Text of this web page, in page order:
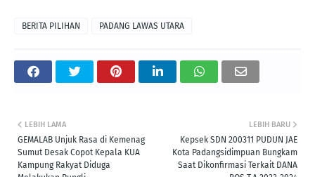
BERITA PILIHAN PADANG LAWAS UTARA
LEBIH BARU
Kepsek SDN 200311 PUDUN JAE
Kota Padangsidimpuan Bungkam
Saat Dikonfirmasi Terkait DANA
LEBIH LAMA
GEMALAB Unjuk Rasa di Kemenag
Sumut Desak Copot Kepala KUA
Kampung Rakyat Diduga